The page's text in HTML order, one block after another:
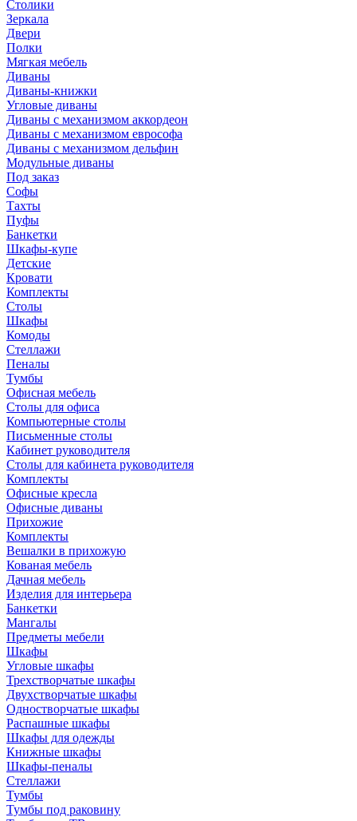
Столики
Зеркала
Двери
Полки
Мягкая мебель
Диваны
Диваны-книжки
Угловые диваны
Диваны с механизмом аккордеон
Диваны с механизмом еврософа
Диваны с механизмом дельфин
Модульные диваны
Под заказ
Софы
Тахты
Пуфы
Банкетки
Шкафы-купе
Детские
Кровати
Комплекты
Столы
Шкафы
Комоды
Стеллажи
Пеналы
Тумбы
Офисная мебель
Столы для офиса
Компьютерные столы
Письменные столы
Кабинет руководителя
Столы для кабинета руководителя
Комплекты
Офисные кресла
Офисные диваны
Прихожие
Комплекты
Вешалки в прихожую
Кованая мебель
Дачная мебель
Изделия для интерьера
Банкетки
Мангалы
Предметы мебели
Шкафы
Угловые шкафы
Трехстворчатые шкафы
Двухстворчатые шкафы
Одностворчатые шкафы
Распашные шкафы
Шкафы для одежды
Книжные шкафы
Шкафы-пеналы
Стеллажи
Тумбы
Тумбы под раковину